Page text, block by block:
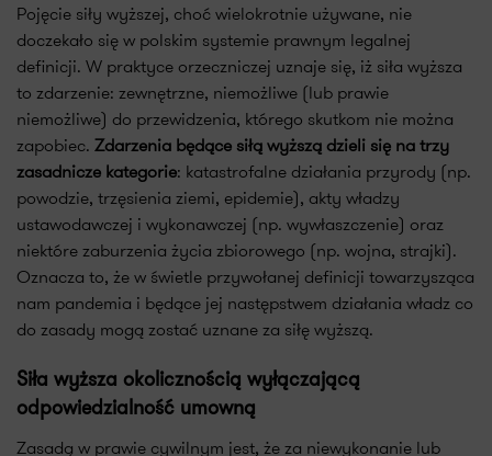
Pojęcie siły wyższej, choć wielokrotnie używane, nie
doczekało się w polskim systemie prawnym legalnej
definicji. W praktyce orzeczniczej uznaje się, iż siła wyższa
to zdarzenie: zewnętrzne, niemożliwe (lub prawie
niemożliwe) do przewidzenia, którego skutkom nie można
zapobiec. Zdarzenia będące siłą wyższą dzieli się na trzy
zasadnicze kategorie: katastrofalne działania przyrody (np.
powodzie, trzęsienia ziemi, epidemie), akty władzy
ustawodawczej i wykonawczej (np. wywłaszczenie) oraz
niektóre zaburzenia życia zbiorowego (np. wojna, strajki).
Oznacza to, że w świetle przywołanej definicji towarzysząca
nam pandemia i będące jej następstwem działania władz co
do zasady mogą zostać uznane za siłę wyższą.
Siła wyższa okolicznością wyłączającą
odpowiedzialność umowną
Zasadą w prawie cywilnym jest, że za niewykonanie lub